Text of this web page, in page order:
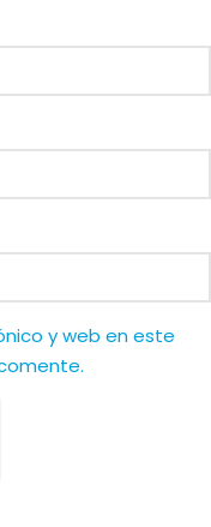
y web en este